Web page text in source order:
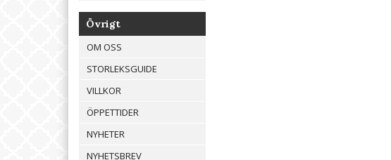
Övrigt
OM OSS
STORLEKSGUIDE
VILLKOR
ÖPPETTIDER
NYHETER
NYHETSBREV